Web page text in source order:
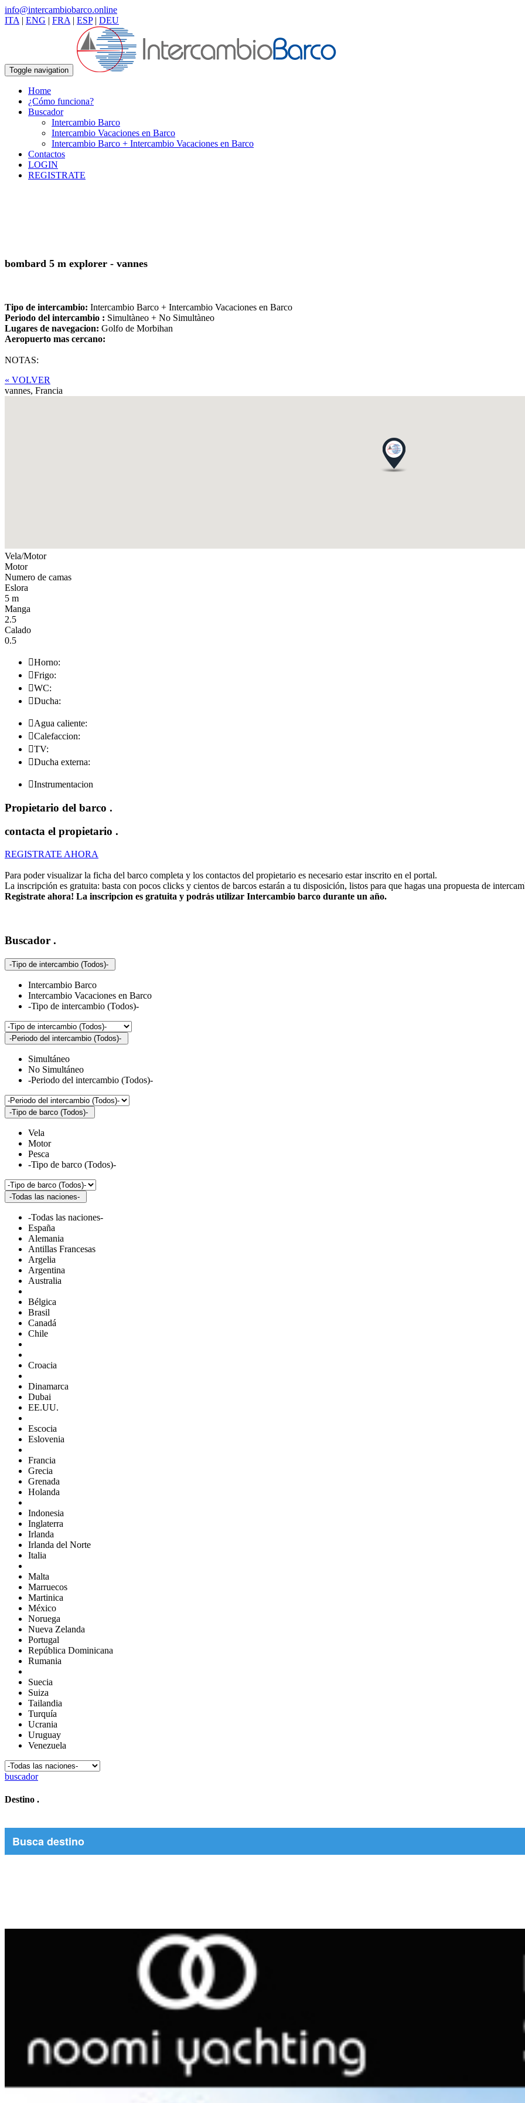
info@intercambiobarco.online
ITA | ENG | FRA | ESP| DEU
Toggle navigation
Home
¿Cómo funciona?
Buscador
Intercambio Barco
Intercambio Vacaciones en Barco
Intercambio Barco + Intercambio Vacaciones en Barco
Contactos
LOGIN
REGISTRATE
bombard 5 m explorer - vannes
Tipo de intercambio: Intercambio Barco + Intercambio Vacaciones en Barco
Periodo del intercambio : Simultàneo + No Simultàneo
Lugares de navegacion: Golfo de Morbihan
Aeropuerto mas cercano:
NOTAS:
« VOLVER
vannes, Francia
Vela/Motor
Motor
Numero de camas
Eslora
5 m
Manga
2.5
Calado
0.5
Horno:
Frigo:
WC:
Ducha:
Agua caliente:
Calefaccion:
TV:
Ducha externa:
Instrumentacion
Propietario del barco .
contacta el propietario .
REGISTRATE AHORA
Para poder visualizar la ficha del barco completa y los contactos del propietario es necesario estar inscrito en el portal.
La inscripción es gratuita: basta con pocos clicks y cientos de barcos estarán a tu disposición, listos para que hagas una propuesta de
Registrate ahora! La inscripcion es gratuita y podrás utilizar Intercambio barco durante un año.
Buscador .
-Tipo de intercambio (Todos)-
Intercambio Barco
Intercambio Vacaciones en Barco
-Tipo de intercambio (Todos)-
-Periodo del intercambio (Todos)-
Simultáneo
No Simultáneo
-Periodo del intercambio (Todos)-
-Tipo de barco (Todos)-
Vela
Motor
Pesca
-Tipo de barco (Todos)-
-Todas las naciones-
-Todas las naciones-
España
Alemania
Antillas Francesas
Argelia
Argentina
Australia
Bélgica
Brasil
Canadá
Chile
Croacia
Dinamarca
Dubai
EE.UU.
Escocia
Eslovenia
Francia
Grecia
Grenada
Holanda
Indonesia
Inglaterra
Irlanda
Irlanda del Norte
Italia
Malta
Marruecos
Martinica
México
Noruega
Nueva Zelanda
Portugal
República Dominicana
Rumania
Suecia
Suiza
Tailandia
Turquía
Ucrania
Uruguay
Venezuela
buscador
Destino .